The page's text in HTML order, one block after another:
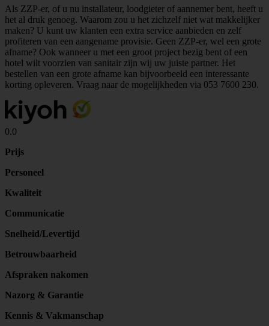
Als ZZP-er, of u nu installateur, loodgieter of aannemer bent, heeft u
het al druk genoeg. Waarom zou u het zichzelf niet wat makkelijker
maken? U kunt uw klanten een extra service aanbieden en zelf
profiteren van een aangename provisie. Geen ZZP-er, wel een grote
afname? Ook wanneer u met een groot project bezig bent of een
hotel wilt voorzien van sanitair zijn wij uw juiste partner. Het
bestellen van een grote afname kan bijvoorbeeld een interessante
korting opleveren. Vraag naar de mogelijkheden via 053 7600 230.
0.0
Prijs
Personeel
Kwaliteit
Communicatie
Snelheid/Levertijd
Betrouwbaarheid
Afspraken nakomen
Nazorg & Garantie
Kennis & Vakmanschap